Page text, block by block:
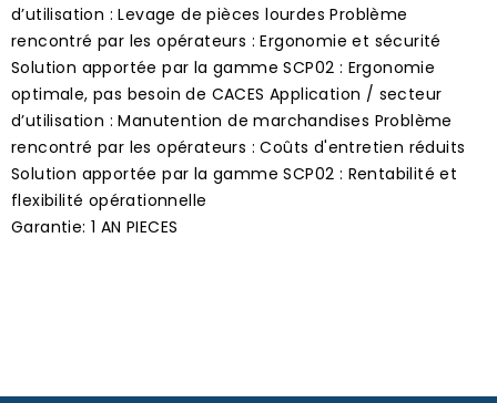
d’utilisation : Levage de pièces lourdes Problème
rencontré par les opérateurs : Ergonomie et sécurité
Solution apportée par la gamme SCP02 : Ergonomie
optimale, pas besoin de CACES Application / secteur
d’utilisation : Manutention de marchandises Problème
rencontré par les opérateurs : Coûts d'entretien réduits
Solution apportée par la gamme SCP02 : Rentabilité et
flexibilité opérationnelle
Garantie: 1 AN PIECES